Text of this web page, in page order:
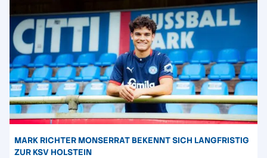
MARK RICHTER MONSERRAT BEKENNT SICH LANGFRISTIG
ZUR KSV HOLSTEIN